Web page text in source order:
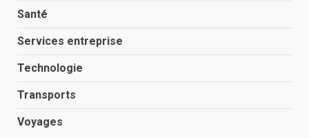
Santé
Services entreprise
Technologie
Transports
Voyages